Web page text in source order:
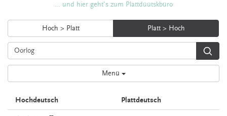
... und hier geht's zum Plattdüütskbüro
Hoch > Platt Platt > Hoch
Menü
Hochdeutsch Plattdeutsch